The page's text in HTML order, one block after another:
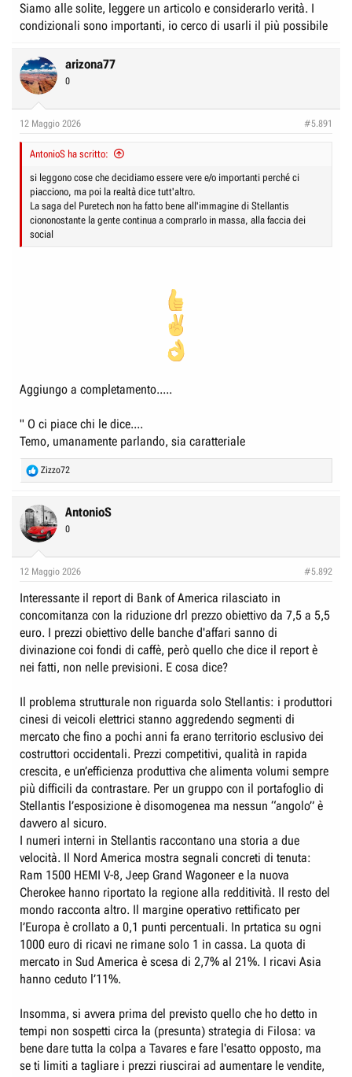
Siamo alle solite, leggere un articolo e considerarlo verità. I
condizionali sono importanti, io cerco di usarli il più possibile
arizona77
0
12 Maggio 2026 #5.891
AntonioS ha scritto:
si leggono cose che decidiamo essere vere e/o importanti perché ci
piacciono, ma poi la realtà dice tutt'altro.
La saga del Puretech non ha fatto bene all'immagine di Stellantis
ciononostante la gente continua a comprarlo in massa, alla faccia dei
social
Aggiungo a completamento.....
" O ci piace chi le dice....
Temo, umanamente parlando, sia caratteriale
R
e
c
t
i
s
Zizzo72
AntonioS
0
12 Maggio 2026 #5.892
Interessante il report di Bank of America rilasciato in
concomitanza con la riduzione drl prezzo obiettivo da 7,5 a 5,5
euro. I prezzi obiettivo delle banche d'affari sanno di
divinazione coi fondi di caffè, però quello che dice il report è
nei fatti, non nelle previsioni. E cosa dice?
Il problema strutturale non riguarda solo Stellantis: i produttori
cinesi di veicoli elettrici stanno aggredendo segmenti di
mercato che fino a pochi anni fa erano territorio esclusivo dei
costruttori occidentali. Prezzi competitivi, qualità in rapida
crescita, e un’efficienza produttiva che alimenta volumi sempre
più difficili da contrastare. Per un gruppo con il portafoglio di
Stellantis l’esposizione è disomogenea ma nessun “angolo” è
davvero al sicuro.
I numeri interni in Stellantis raccontano una storia a due
velocità. Il Nord America mostra segnali concreti di tenuta:
Ram 1500 HEMI V-8, Jeep Grand Wagoneer e la nuova
Cherokee hanno riportato la regione alla redditività. Il resto del
mondo racconta altro. Il margine operativo rettificato per
l’Europa è crollato a 0,1 punti percentuali. In prtatica su ogni
1000 euro di ricavi ne rimane solo 1 in cassa. La quota di
mercato in Sud America è scesa di 2,7% al 21%. I ricavi Asia
hanno ceduto l’11%.
Insomma, si avvera prima del previsto quello che ho detto in
tempi non sospetti circa la (presunta) strategia di Filosa: va
bene dare tutta la colpa a Tavares e fare l'esatto opposto, ma
se ti limiti a tagliare i prezzi riuscirai ad aumentare le vendite,